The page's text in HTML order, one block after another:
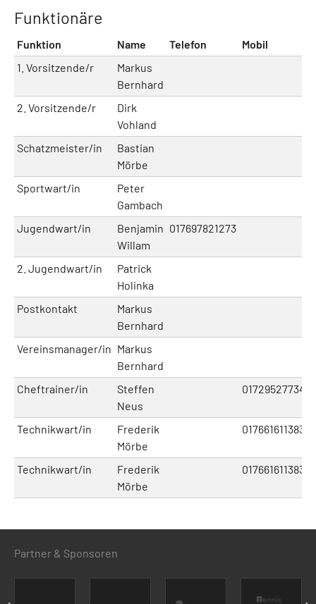
Funktionäre
Funktion Name Telefon Mobil
1. Vorsitzende/r
Markus
Bernhard
2. Vorsitzende/r
Dirk
Vohland
Schatzmeister/in
Bastian
Mörbe
Sportwart/in
Peter
Gambach
Jugendwart/in
Benjamin
Willam
017697821273
2. Jugendwart/in
Patrick
Holinka
Postkontakt
Markus
Bernhard
Vereinsmanager/in Markus
Bernhard
Cheftrainer/in
Steffen
Neus
01729527734
Technikwart/in
Frederik
Mörbe
017661611383
Technikwart/in
Frederik
Mörbe
017661611383
Partner & Sponsoren